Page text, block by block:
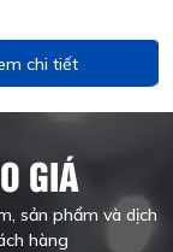
chi tiết
GIÁ
sản phẩm và dịch
hàng